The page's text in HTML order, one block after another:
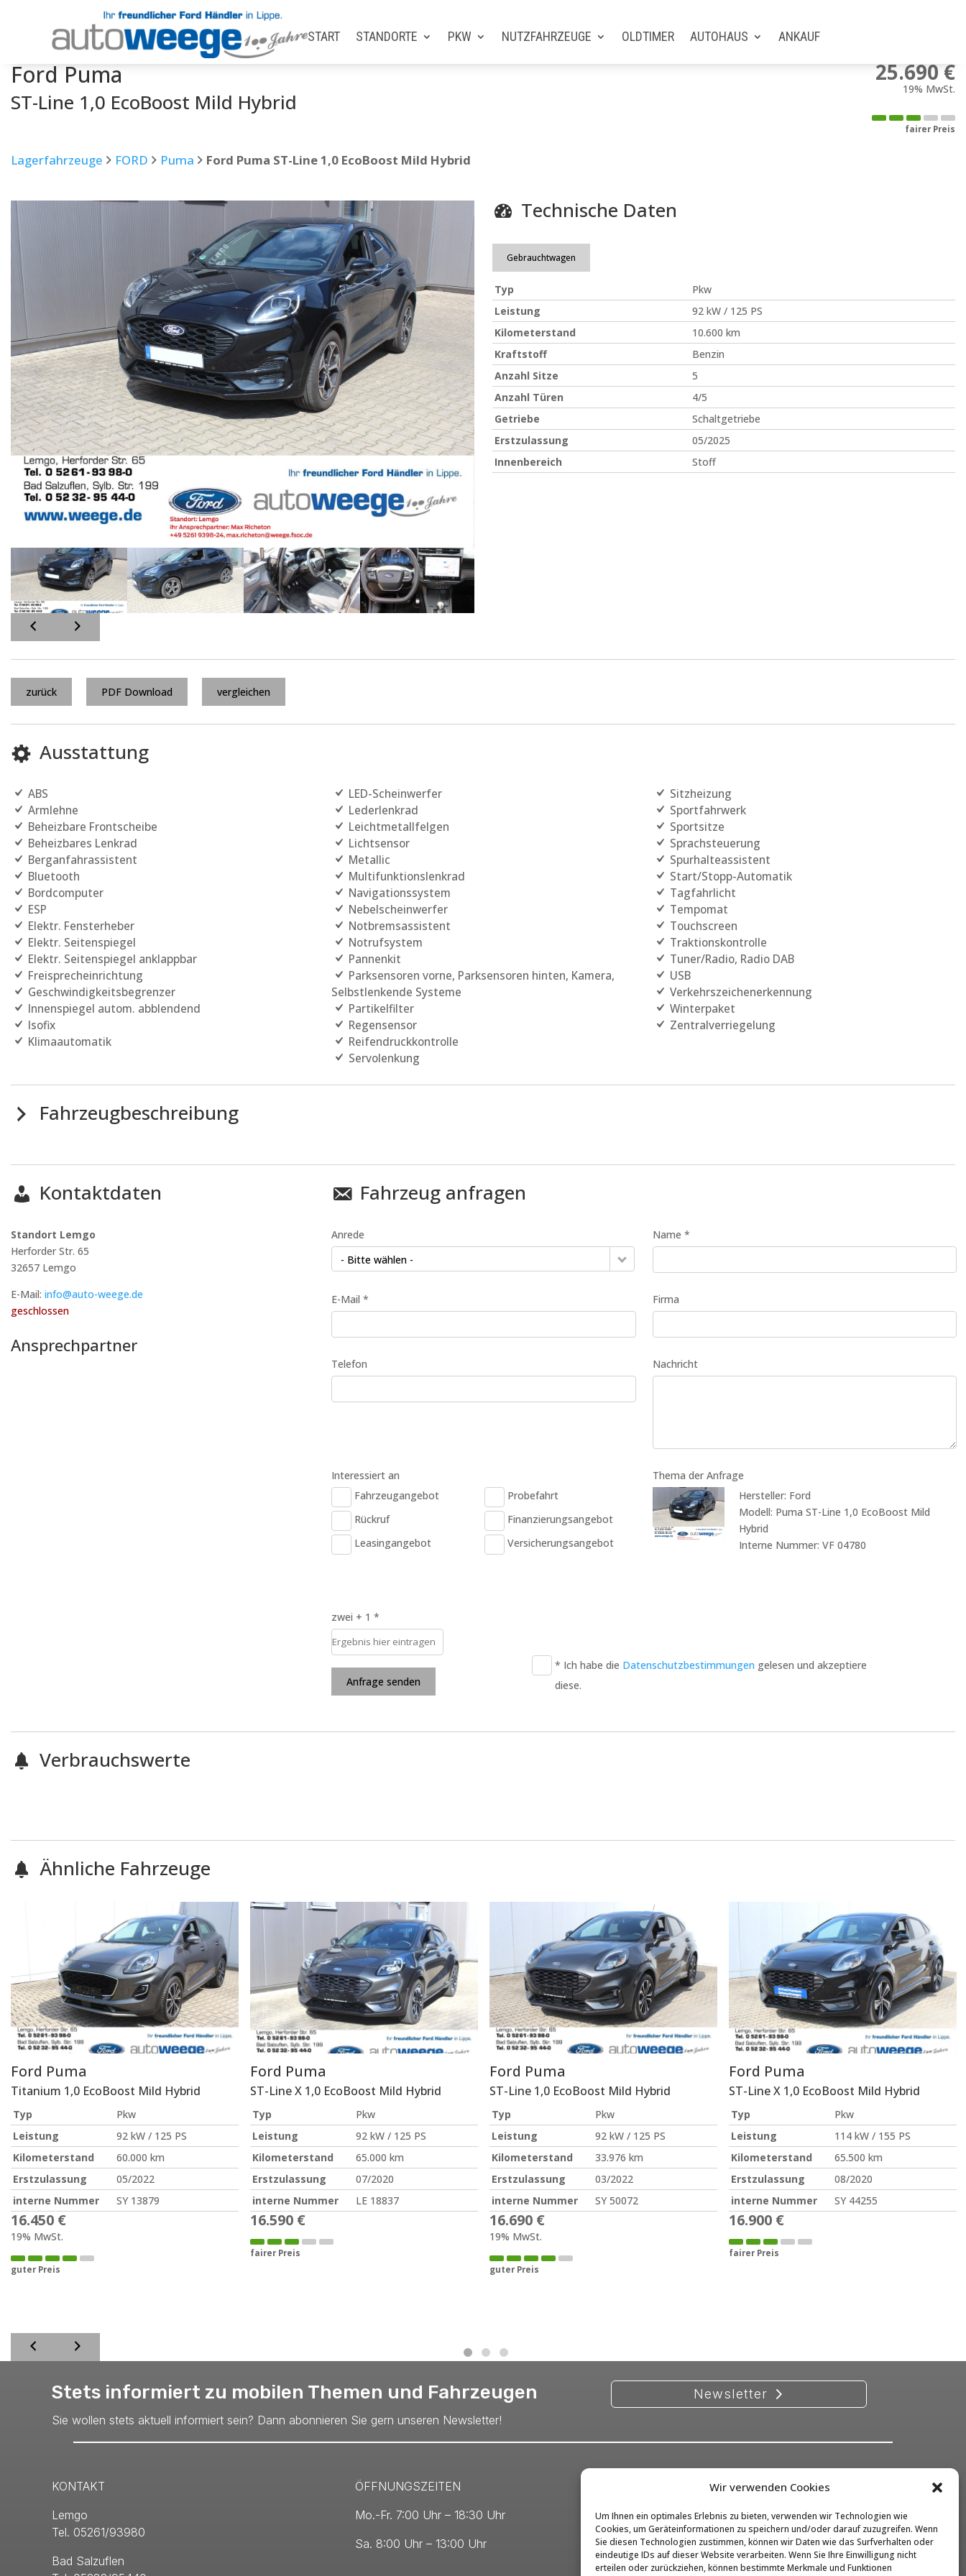
Wir verwenden Cookies
Um Ihnen ein optimales Erlebnis zu bieten, verwenden wir Technologien wie
Cookies, um Geräteinformationen zu speichern und/oder darauf zuzugreifen. Wenn
Sie diesen Technologien zustimmen, können wir Daten wie das Surfverhalten oder
eindeutige IDs auf dieser Website verarbeiten. Wenn Sie Ihre Einwilligung nicht
erteilen oder zurückziehen, können bestimmte Merkmale und Funktionen
START STANDORTE PKW NUTZFAHRZEUGE OLDTIMER AUTOHAUS ANKAUF
FordPuma
ST-Line 1,0 EcoBoost Mild Hybrid
25.690 €
19% MwSt.
fairer Preis
Lagerfahrzeuge FORD Puma Ford Puma ST-Line 1,0 EcoBoost Mild Hybrid
Technische Daten
Gebrauchtwagen
Typ
Pkw
Leistung
92 kW / 125 PS
Kilometerstand
10.600 km
Kraftstoff
Benzin
Anzahl Sitze
5
Anzahl Türen
4/5
Getriebe
Schaltgetriebe
Erstzulassung
05/2025
Innenbereich
Stoff
zurück PDF Download vergleichen
Ausstattung
ABS
Armlehne
Beheizbare Frontscheibe
Beheizbares Lenkrad
Berganfahrassistent
Bluetooth
Bordcomputer
ESP
Elektr. Fensterheber
Elektr. Seitenspiegel
Elektr. Seitenspiegel anklappbar
Freisprecheinrichtung
Geschwindigkeitsbegrenzer
Innenspiegel autom. abblendend
Isofix
Klimaautomatik
LED-Scheinwerfer
Lederlenkrad
Leichtmetallfelgen
Lichtsensor
Metallic
Multifunktionslenkrad
Navigationssystem
Nebelscheinwerfer
Notbremsassistent
Notrufsystem
Pannenkit
Parksensoren vorne, Parksensoren hinten, Kamera,
Selbstlenkende Systeme
Partikelfilter
Regensensor
Reifendruckkontrolle
Servolenkung
Sitzheizung
Sportfahrwerk
Sportsitze
Sprachsteuerung
Spurhalteassistent
Start/Stopp-Automatik
Tagfahrlicht
Tempomat
Touchscreen
Traktionskontrolle
Tuner/Radio, Radio DAB
USB
Verkehrszeichenerkennung
Winterpaket
Zentralverriegelung
Fahrzeugbeschreibung
Kontaktdaten
Standort Lemgo
Herforder Str. 65
32657 Lemgo
E-Mail: info@auto-weege.de
geschlossen
Ansprechpartner
Fahrzeug anfragen
Anrede
- Bitte wählen -
Name *
E-Mail * Firma
Telefon Nachricht
Interessiert an
Fahrzeugangebot
Probefahrt
Rückruf
Finanzierungsangebot
Leasingangebot
Versicherungsangebot
Thema der Anfrage
Hersteller: Ford
Modell: Puma ST-Line 1,0 EcoBoost Mild
Hybrid
Interne Nummer: VF 04780
zwei + 1 *
Anfrage senden
* Ich habe die Datenschutzbestimmungen gelesen und akzeptiere
diese.
Verbrauchswerte
Ähnliche Fahrzeuge
Ford Puma
Titanium 1,0 EcoBoost Mild Hybrid
Typ
Pkw
Leistung
92 kW / 125 PS
Kilometerstand
60.000 km
Erstzulassung
05/2022
interne Nummer
SY 13879
16.450 €
19% MwSt.
guter Preis
Ford Puma
ST-Line X 1,0 EcoBoost Mild Hybrid
Typ
Pkw
Leistung
92 kW / 125 PS
Kilometerstand
65.000 km
Erstzulassung
07/2020
interne Nummer
LE 18837
16.590 €
fairer Preis
Ford Puma
ST-Line 1,0 EcoBoost Mild Hybrid
Typ
Pkw
Leistung
92 kW / 125 PS
Kilometerstand
33.976 km
Erstzulassung
03/2022
interne Nummer
SY 50072
16.690 €
19% MwSt.
guter Preis
Ford Puma
ST-Line X 1,0 EcoBoost Mild Hybrid
Typ
Pkw
Leistung
114 kW / 155 PS
Kilometerstand
65.500 km
Erstzulassung
08/2020
interne Nummer
SY 44255
16.900 €
fairer Preis
Stets informiert zu mobilen Themen und Fahrzeugen
Sie wollen stets aktuell informiert sein? Dann abonnieren Sie gern unseren Newsletter!
Newsletter
KONTAKT
Lemgo
Tel. 05261/93980
Bad Salzuflen
ÖFFNUNGSZEITEN
Mo.-Fr. 7:00 Uhr – 18:30 Uhr
Sa. 8:00 Uhr – 13:00 Uhr
Kontakt
Impressum
Datenschutz
Barrierefreiheit